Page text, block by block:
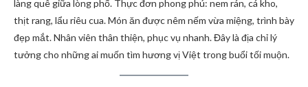
làng quê giữa lòng phố. Thực đơn phong phú: nem rán, cá kho,
thịt rang, lẩu riêu cua. Món ăn được nêm nếm vừa miệng, trình bày
đẹp mắt. Nhân viên thân thiện, phục vụ nhanh. Đây là địa chỉ lý
tưởng cho những ai muốn tìm hương vị Việt trong buổi tối muộn.